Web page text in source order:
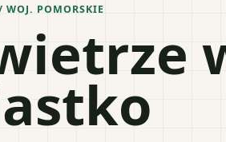
WOJ. POMORSKIE